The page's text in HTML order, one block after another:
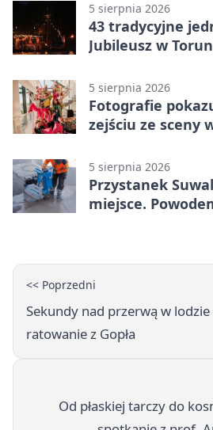
5 sierpnia 2026
43 tradycyjne
Jubileusz w
5 sierpnia 2026
Fotografie
zejściu ze sceny
5 sierpnia 2026
Przystanek
miejsce.
<< Poprzedni
Sekundy nad przerwą w
ratowanie z Gopła
Od płaskiej tarczy do